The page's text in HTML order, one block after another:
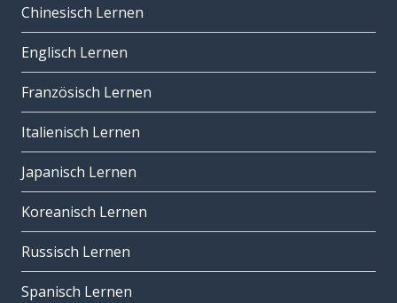
Chinesisch Lernen
Englisch Lernen
Französisch Lernen
Italienisch Lernen
Japanisch Lernen
Koreanisch Lernen
Russisch Lernen
Spanisch Lernen